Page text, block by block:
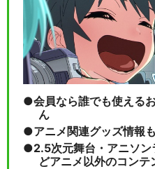
会員なら誰でも使える
ん
アニメ関連グッズ情報
2.5次元舞台・アニソ
どアニメ以外のコンテ